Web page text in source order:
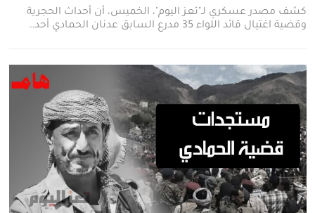
كشف مصدر عسكري لـ"تعز اليوم"، الخميس، أن أحداث الحجرية
وقضية اغتيال قائد اللواء 35 مدرع السابق عدنان الحمادي أحد…